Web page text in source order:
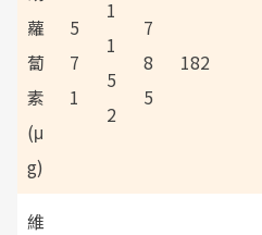
蘿
蔔
素
(μ
g)
5
7
1
1
1
5
2
7
8
5
182
維